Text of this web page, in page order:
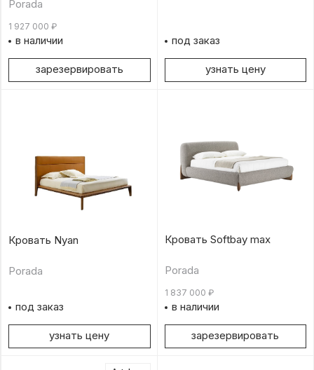
Porada
1 927 000 ₽
в наличии
зарезервировать
под заказ
узнать цену
Кровать Nyan
Porada
под заказ
узнать цену
Кровать Softbay max
Porada
1 837 000 ₽
в наличии
зарезервировать